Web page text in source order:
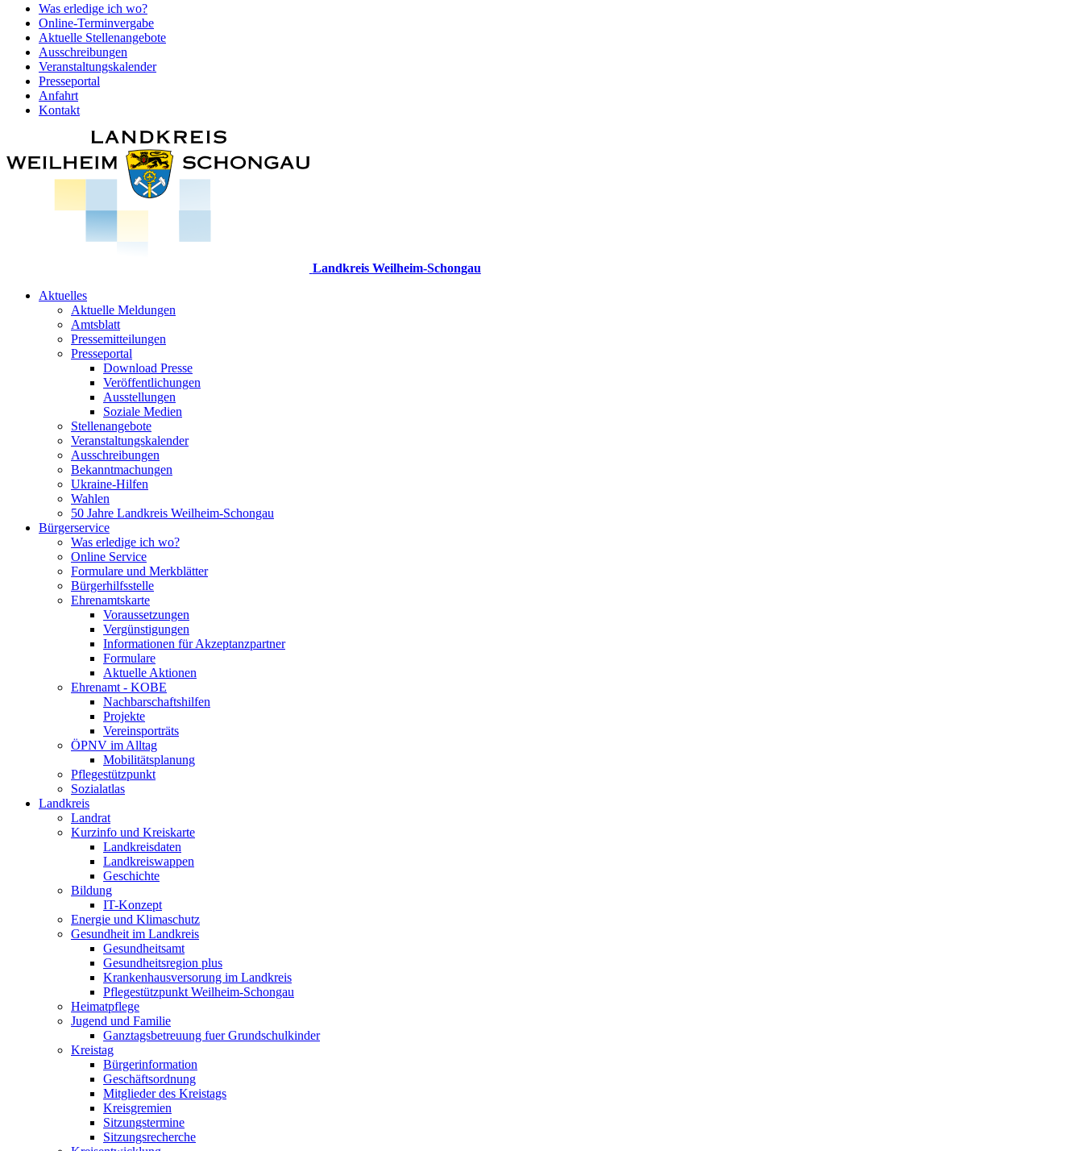
Was erledige ich wo?
Online-Terminvergabe
Aktuelle Stellenangebote
Ausschreibungen
Veranstaltungskalender
Presseportal
Anfahrt
Kontakt
Landkreis Weilheim-Schongau
Aktuelles
Aktuelle Meldungen
Amtsblatt
Pressemitteilungen
Presseportal
Download Presse
Veröffentlichungen
Ausstellungen
Soziale Medien
Stellenangebote
Veranstaltungskalender
Ausschreibungen
Bekanntmachungen
Ukraine-Hilfen
Wahlen
50 Jahre Landkreis Weilheim-Schongau
Bürgerservice
Was erledige ich wo?
Online Service
Formulare und Merkblätter
Bürgerhilfsstelle
Ehrenamtskarte
Voraussetzungen
Vergünstigungen
Informationen für Akzeptanzpartner
Formulare
Aktuelle Aktionen
Ehrenamt - KOBE
Nachbarschaftshilfen
Projekte
Vereinsporträts
ÖPNV im Alltag
Mobilitätsplanung
Pflegestützpunkt
Sozialatlas
Landkreis
Landrat
Kurzinfo und Kreiskarte
Landkreisdaten
Landkreiswappen
Geschichte
Bildung
IT-Konzept
Energie und Klimaschutz
Gesundheit im Landkreis
Gesundheitsamt
Gesundheitsregion plus
Krankenhausversorung im Landkreis
Pflegestützpunkt Weilheim-Schongau
Heimatpflege
Jugend und Familie
Ganztagsbetreuung fuer Grundschulkinder
Kreistag
Bürgerinformation
Geschäftsordnung
Mitglieder des Kreistags
Kreisgremien
Sitzungstermine
Sitzungsrecherche